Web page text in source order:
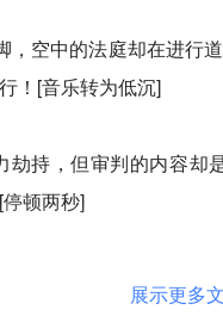
空中的法庭却在进行
！[音乐转为低沉]
持，但审判的内容
顿两秒]
展示更多